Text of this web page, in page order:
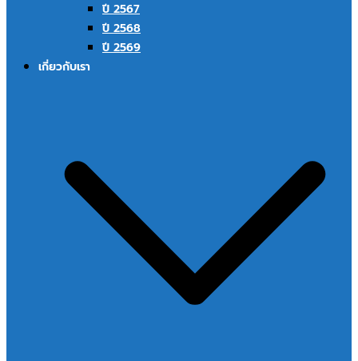
ปี 2567
ปี 2568
ปี 2569
เกี่ยวกับเรา